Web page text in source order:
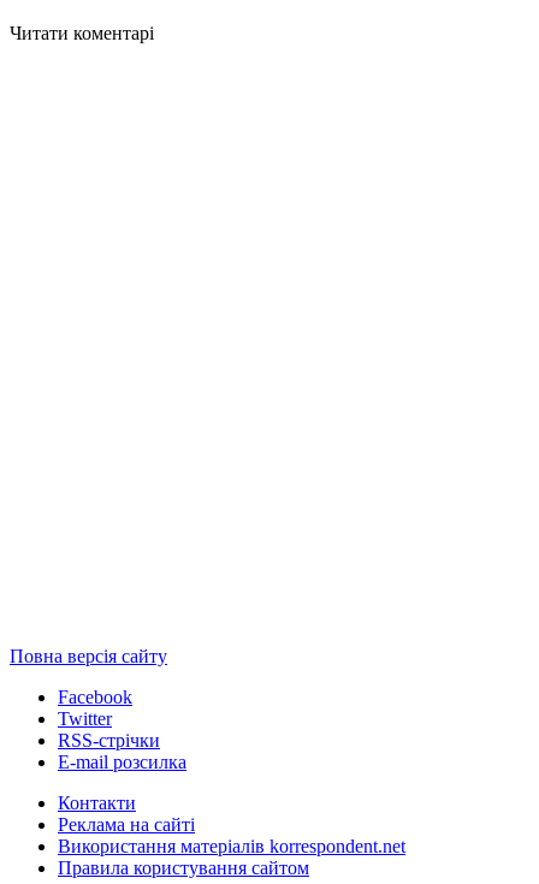
Читати коментарі
Повна версія сайту
Facebook
Twitter
RSS-стрічки
E-mail розсилка
Контакти
Реклама на сайті
Використання матеріалів korrespondent.net
Правила користування сайтом